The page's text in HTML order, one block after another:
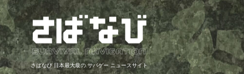
さばなび 日本最大級の サバゲー ニュースサイト